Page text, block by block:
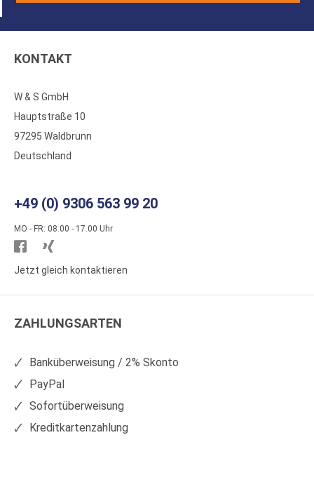
KONTAKT
W & S GmbH
Hauptstraße 10
97295 Waldbrunn
Deutschland
+49 (0) 9306 563 99 20
MO - FR: 08.00 - 17.00 Uhr
Besuchen
Sie
auf
Sie
auf
Jetzt gleich kontaktieren
ZAHLUNGSARTEN
Banküberweisung / 2% Skonto
PayPal
Sofortüberweisung
Kreditkartenzahlung